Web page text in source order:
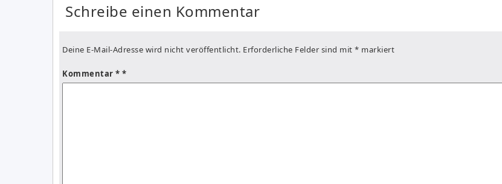
Schreibe einen Kommentar
Deine E-Mail-Adresse wird nicht veröffentlicht. Erforderliche Felder sind mit * markiert
Kommentar *